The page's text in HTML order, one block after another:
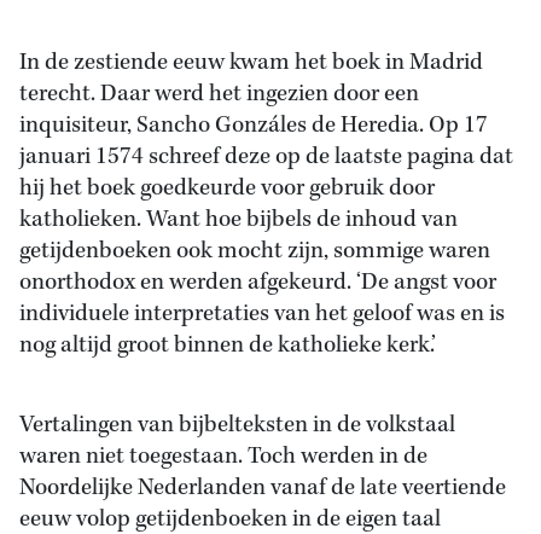
In de zestiende eeuw kwam het boek in Madrid
terecht. Daar werd het ingezien door een
inquisiteur, Sancho Gonzáles de Heredia. Op 17
januari 1574 schreef deze op de laatste pagina dat
hij het boek goedkeurde voor gebruik door
katholieken. Want hoe bijbels de inhoud van
getijdenboeken ook mocht zijn, sommige waren
onorthodox en werden afgekeurd. ‘De angst voor
individuele interpretaties van het geloof was en is
nog altijd groot binnen de katholieke kerk.’
Vertalingen van bijbelteksten in de volkstaal
waren niet toegestaan. Toch werden in de
Noordelijke Nederlanden vanaf de late veertiende
eeuw volop getijdenboeken in de eigen taal